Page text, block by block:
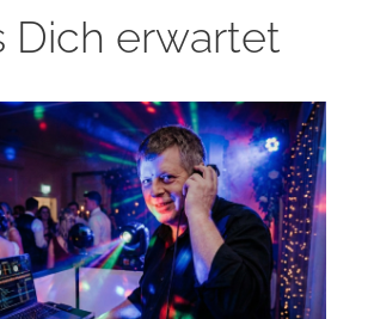
Dich erwartet